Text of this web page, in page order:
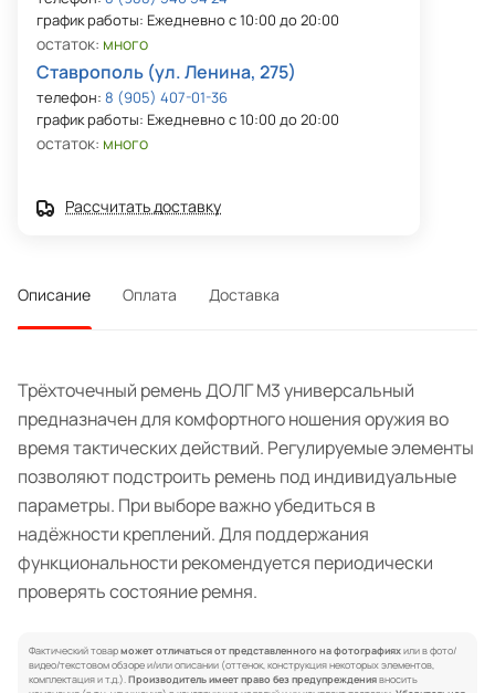
график работы: Ежедневно с 10:00 до 20:00
остаток: много
Ставрополь (ул. Ленина, 275)
телефон: 8 (905) 407-01-36
график работы: Ежедневно с 10:00 до 20:00
остаток: много
Рассчитать доставку
Описание Оплата Доставка
Трёхточечный ремень ДОЛГ М3 универсальный
предназначен для комфортного ношения оружия во
время тактических действий. Регулируемые элементы
позволяют подстроить ремень под индивидуальные
параметры. При выборе важно убедиться в
надёжности креплений. Для поддержания
функциональности рекомендуется периодически
проверять состояние ремня.
Фактический товарможет отличаться от представленного на фотографияхили в фото/
видео/текстовом обзоре и/или описании (оттенок, конструкция некоторых элементов,
комплектация и т.д.).Производитель имеет право без предупреждениявносить